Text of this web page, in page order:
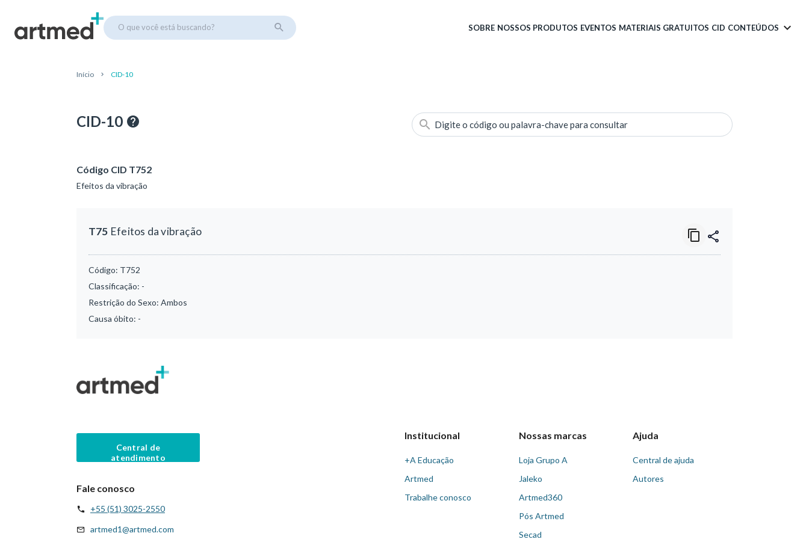
O que você está buscando? SOBRE NOSSOS PRODUTOS EVENTOS MATERIAIS GRATUITOS CID CONTEÚDOS
Início CID-10
CID-10 Digite o código ou palavra-chave para consultar
Código CID T752
Efeitos da vibração
T75 Efeitos da vibração
Código: T752
Classificação: -
Restrição do Sexo: Ambos
Causa óbito: -
Central de
atendimento
Fale conosco
+55 (51) 3025-2550
artmed1@artmed.com
Institucional
+A Educação
Artmed
Trabalhe conosco
Nossas marcas
Loja Grupo A
Jaleko
Artmed360
Pós Artmed
Secad
Ajuda
Central de ajuda
Autores